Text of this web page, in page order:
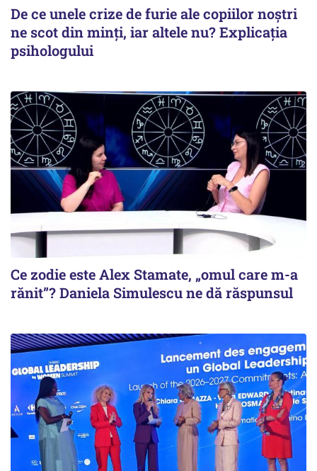
De ce unele crize de furie ale copiilor noștri
ne scot din minți, iar altele nu? Explicația
psihologului
Ce zodie este Alex Stamate, „omul care m-a
rănit”? Daniela Simulescu ne dă răspunsul